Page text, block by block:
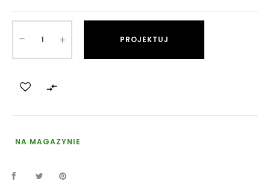
PROJEKTUJ

NA MAGAZYNIE